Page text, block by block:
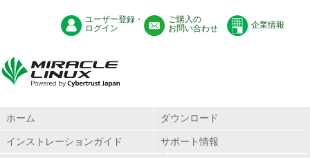
ユーザー登録・
ログイン
ご購入の
お問い合わせ
企業情報
ホーム ダウンロード
インストレーションガイド サポート情報